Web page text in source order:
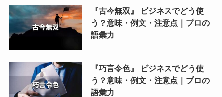
『古今無双』 ビジネスでどう使
う？意味・例文・注意点｜プロの
語彙力
『巧言令色』 ビジネスでどう使
う？意味・例文・注意点｜プロの
語彙力